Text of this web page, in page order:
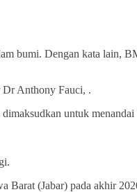
bumi. Dengan kata lain,
Dr Anthony Fauci, .
untuk
Barat (Jabar) pada akhir